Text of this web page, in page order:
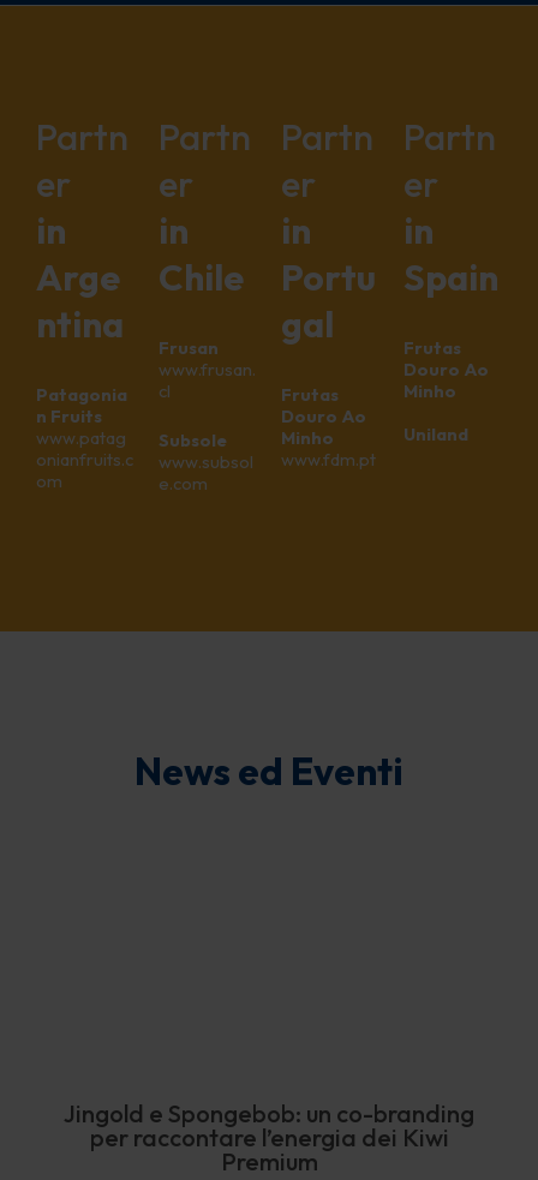
Partn
er
in
Arge
ntina
Patagonia
n Fruits
www.patag
onianfruits.c
om
Partn
er
in
Chile
Frusan
www.frusan.
cl
Subsole
www.subsol
e.com
Partn
er
in
Portu
gal
Frutas
Douro Ao
Minho
www.fdm.pt
Partn
er
in
Spain
Frutas
Douro Ao
Minho
Uniland
News ed Eventi
Jingold e Spongebob: un co-branding
per raccontare l’energia dei Kiwi
Premium